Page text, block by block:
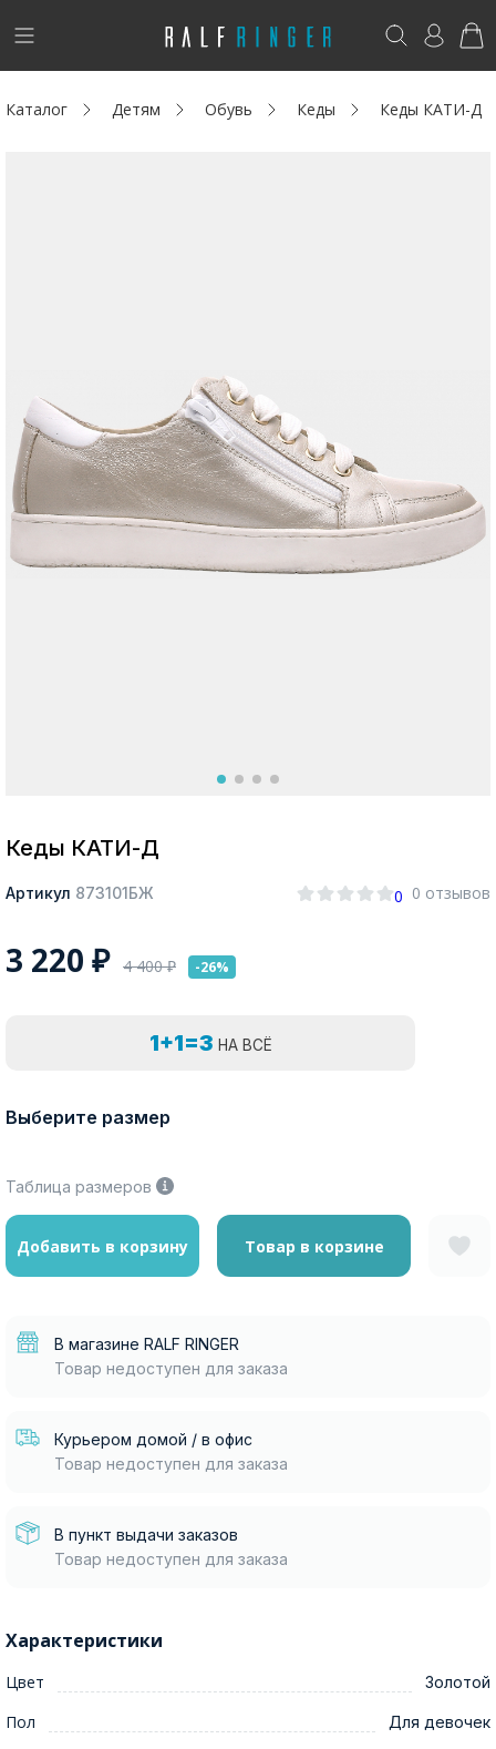
!
Новинки
Акции / Новости
Адреса магазинов
Возникли вопросы? - club@ralf.ru
Каталог Детям Обувь Кеды Кеды КАТИ-Д
Кеды КАТИ-Д
Артикул 873101БЖ 0 0 отзывов
3 220 ₽ 4 400₽ -26%
1+1=3 НА ВСЁ
Выберите размер
Таблица размеров
Добавить в корзину Товар в корзине
В магазине RALF RINGER
Товар недоступен для заказа
Курьером домой / в офис
Товар недоступен для заказа
В пункт выдачи заказов
Товар недоступен для заказа
Характеристики
Цвет Золотой
Пол Для девочек